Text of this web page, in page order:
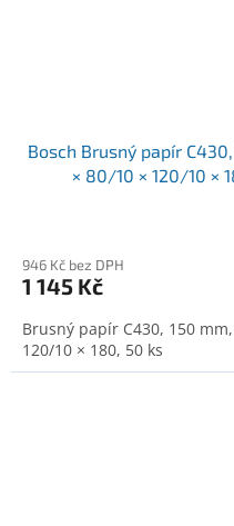
Bosch Brusný papír
× 80/10 × 120/10 ×
946 Kč bez DPH
1 145 Kč
Brusný papír C430, 150
120/10 × 180, 50 ks